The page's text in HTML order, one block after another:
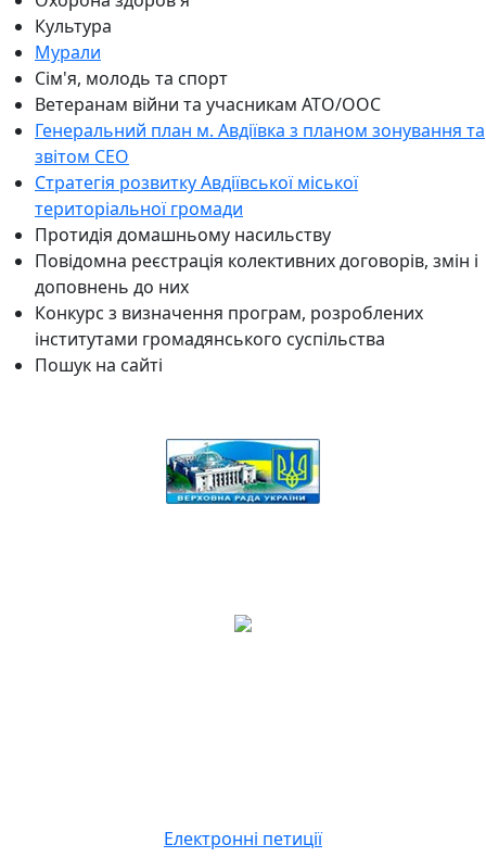
Культура
Мурали
Сім'я, молодь та спорт
Ветеранам війни та учасникам АТО/ООС
Генеральний план м. Авдіївка з планом зонування та
звітом СЕО
Стратегія розвитку Авдіївської міської
територіальної громади
Протидія домашньому насильству
Повідомна реєстрація колективних договорів, змін і
доповнень до них
Конкурс з визначення програм, розроблених
інститутами громадянського суспільства
Пошук на сайті
Електронні петиції